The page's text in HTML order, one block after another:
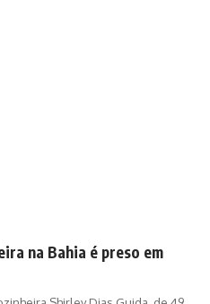
na Bahia é preso em